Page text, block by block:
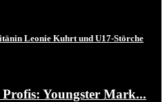
Leonie Kuhrt und U17-Störche
Youngster Mark...